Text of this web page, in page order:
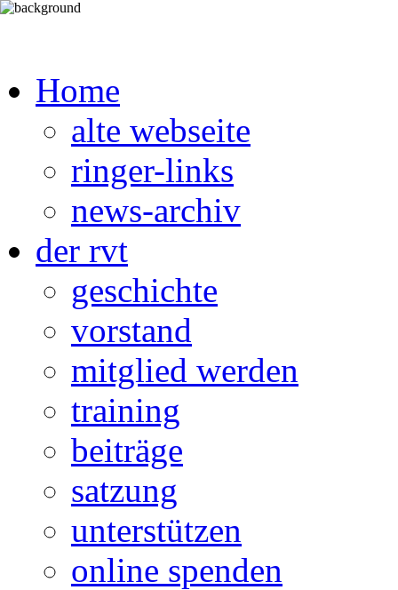
Home
alte webseite
ringer-links
news-archiv
der rvt
geschichte
vorstand
mitglied werden
training
beiträge
satzung
unterstützen
online spenden